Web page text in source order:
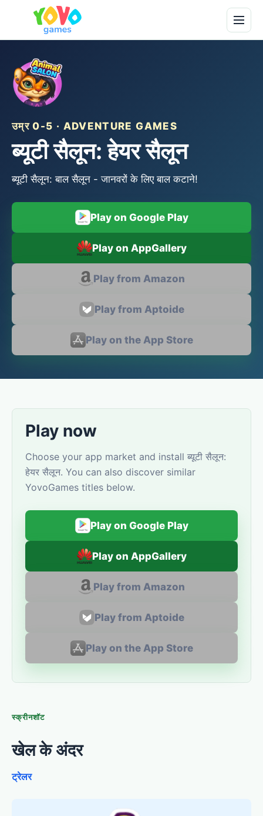
उम्र 0-5 · ADVENTURE GAMES
ब्यूटी सैलून: हेयर सैलून
ब्यूटी सैलून: बाल सैलून - जानवरों के लिए बाल कटाने!
Play on Google Play
Play on AppGallery
Play from Amazon
Play from Aptoide
Play on the App Store
Play now
Choose your app market and install ब्यूटी सैलून:
हेयर सैलून. You can also discover similar
YovoGames titles below.
Play on Google Play
Play on AppGallery
Play from Amazon
Play from Aptoide
Play on the App Store
स्क्रीनशॉट
खेल के अंदर
ट्रेलर